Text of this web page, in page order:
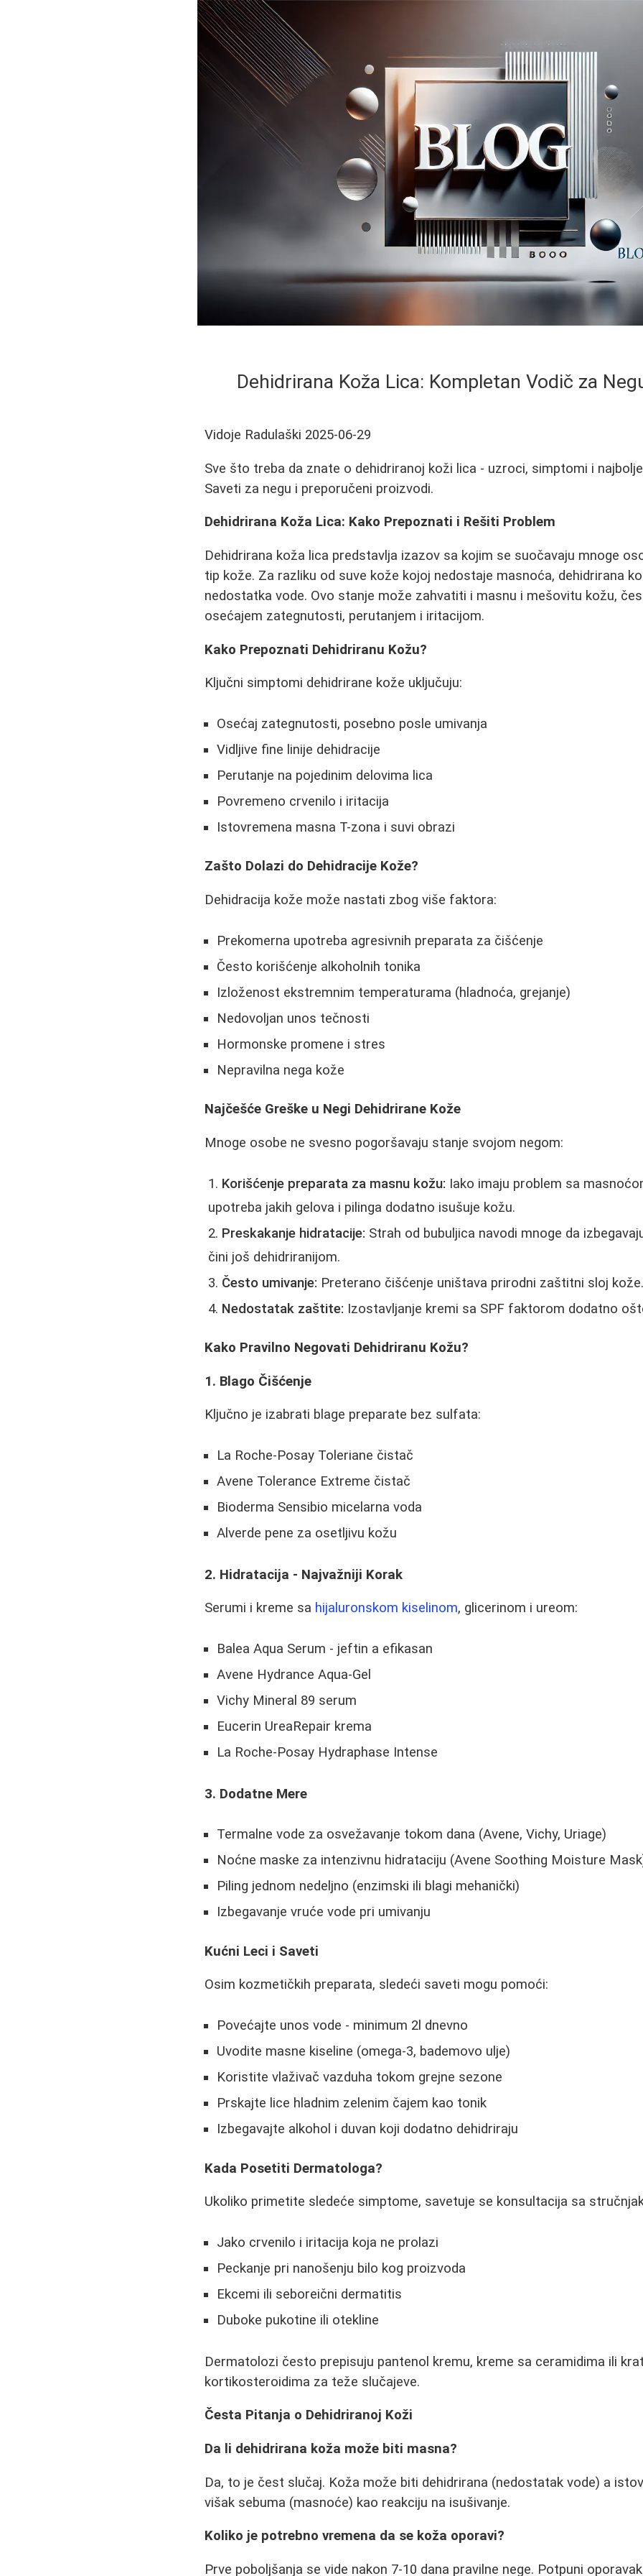
Dehidrirana Koža Lica: Kompletan Vodič za
Vidoje Radulaški 2025-06-29
Sve što treba da znate o dehidriranoj koži lica - uzroci, simptomi i
Saveti za negu i preporučeni proizvodi.
Dehidrirana Koža Lica: Kako Prepoznati i Rešiti Problem
Dehidrirana koža lica predstavlja izazov sa kojim se suočavaju mnoge
tip kože. Za razliku od suve kože kojoj nedostaje masnoća, dehidrirana
nedostatka vode. Ovo stanje može zahvatiti i masnu i mešovitu kožu,
osećajem zategnutosti, perutanjem i iritacijom.
Kako Prepoznati Dehidriranu Kožu?
Ključni simptomi dehidrirane kože uključuju:
Osećaj zategnutosti, posebno posle umivanja
Vidljive fine linije dehidracije
Perutanje na pojedinim delovima lica
Povremeno crvenilo i iritacija
Istovremena masna T-zona i suvi obrazi
Zašto Dolazi do Dehidracije Kože?
Dehidracija kože može nastati zbog više faktora:
Prekomerna upotreba agresivnih preparata za čišćenje
Često korišćenje alkoholnih tonika
Izloženost ekstremnim temperaturama (hladnoća, grejanje)
Nedovoljan unos tečnosti
Hormonske promene i stres
Nepravilna nega kože
Najčešće Greške u Negi Dehidrirane Kože
Mnoge osobe ne svesno pogoršavaju stanje svojom negom:
Korišćenje preparata za masnu kožu: Iako imaju problem sa
upotreba jakih gelova i pilinga dodatno isušuje kožu.
Preskakanje hidratacije: Strah od bubuljica navodi mnoge da
čini još dehidriranijom.
Često umivanje: Preterano čišćenje uništava prirodni zaštitni sloj
Nedostatak zaštite: Izostavljanje kremi sa SPF faktorom dodatno
Kako Pravilno Negovati Dehidriranu Kožu?
1. Blago Čišćenje
Ključno je izabrati blage preparate bez sulfata:
La Roche-Posay Toleriane čistač
Avene Tolerance Extreme čistač
Bioderma Sensibio micelarna voda
Alverde pene za osetljivu kožu
2. Hidratacija - Najvažniji Korak
Serumi i kreme sa hijaluronskom kiselinom, glicerinom i ureom:
Balea Aqua Serum - jeftin a efikasan
Avene Hydrance Aqua-Gel
Vichy Mineral 89 serum
Eucerin UreaRepair krema
La Roche-Posay Hydraphase Intense
3. Dodatne Mere
Termalne vode za osvežavanje tokom dana (Avene, Vichy, Uriage)
Noćne maske za intenzivnu hidrataciju (Avene Soothing Moisture
Piling jednom nedeljno (enzimski ili blagi mehanički)
Izbegavanje vruće vode pri umivanju
Kućni Leci i Saveti
Osim kozmetičkih preparata, sledeći saveti mogu pomoći:
Povećajte unos vode - minimum 2l dnevno
Uvodite masne kiseline (omega-3, bademovo ulje)
Koristite vlaživač vazduha tokom grejne sezone
Prskajte lice hladnim zelenim čajem kao tonik
Izbegavajte alkohol i duvan koji dodatno dehidriraju
Kada Posetiti Dermatologa?
Ukoliko primetite sledeće simptome, savetuje se konsultacija sa
Jako crvenilo i iritacija koja ne prolazi
Peckanje pri nanošenju bilo kog proizvoda
Ekcemi ili seboreični dermatitis
Duboke pukotine ili otekline
Dermatolozi često prepisuju pantenol kremu, kreme sa ceramidima ili
kortikosteroidima za teže slučajeve.
Česta Pitanja o Dehidriranoj Koži
Da li dehidrirana koža može biti masna?
Da, to je čest slučaj. Koža može biti dehidrirana (nedostatak vode) a
višak sebuma (masnoće) kao reakciju na isušivanje.
Koliko je potrebno vremena da se koža oporavi?
Prve poboljšanja se vide nakon 7-10 dana pravilne nege. Potpuni